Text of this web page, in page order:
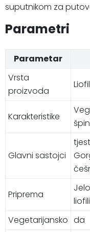
suputnikom za
Parametri
Parametar
Vrsta
proizvoda
Karakteristike
Glavni sastojci
Priprema
Vegetarijansko da